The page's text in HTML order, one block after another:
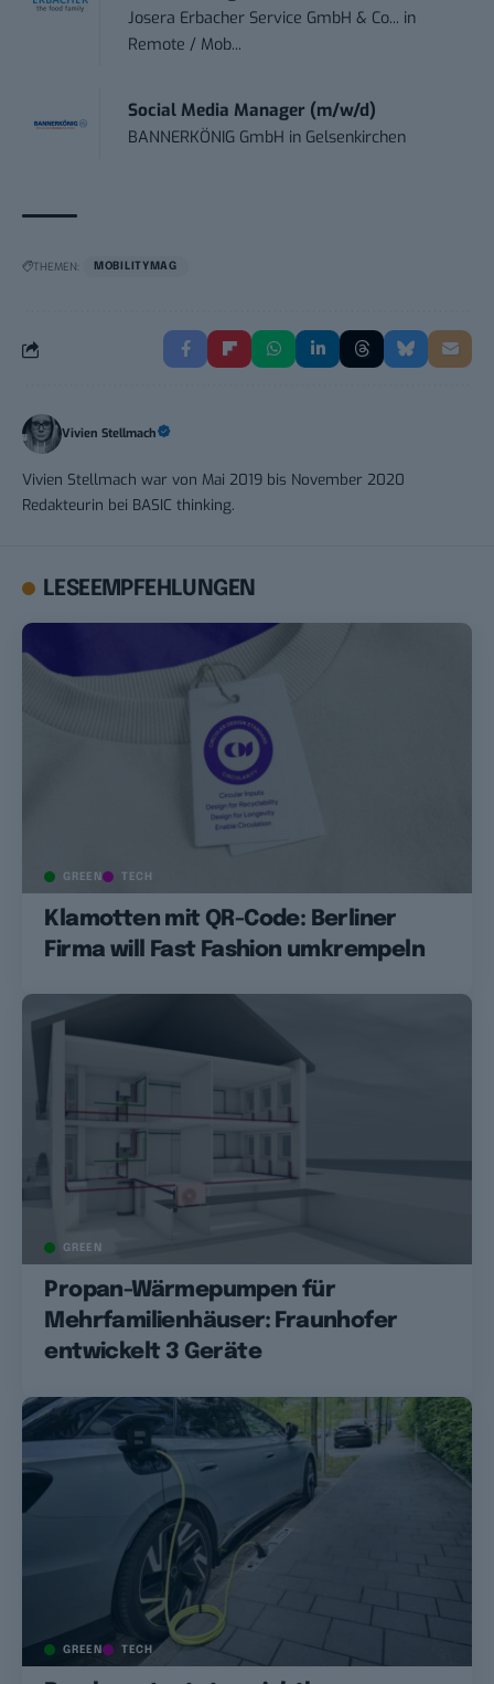
Josera Erbacher Service GmbH & Co... in
Remote / Mob...
Social Media Manager (m/w/d)
BANNERKÖNIG GmbH in Gelsenkirchen
THEMEN: MOBILITYMAG
Vivien Stellmach
Vivien Stellmach war von Mai 2019 bis November 2020
Redakteurin bei BASIC thinking.
LESEEMPFEHLUNGEN
GREEN TECH
Klamotten mit QR-Code: Berliner
Firma will Fast Fashion umkrempeln
GREEN
Propan-Wärmepumpen für
Mehrfamilienhäuser: Fraunhofer
entwickelt 3 Geräte
GREEN TECH